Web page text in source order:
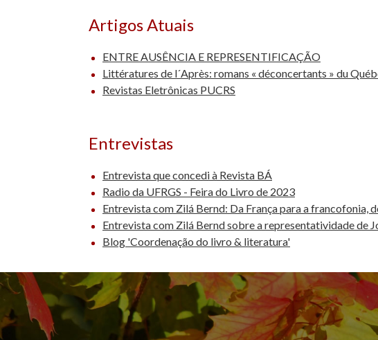
Artigos Atuais
ENTRE AUSÊNCIA E REPRESENTIFICAÇÃO
Littératures de l´Après: romans « déconcertants » du
Revistas Eletrônicas PUCRS
Entrevistas
Entrevista que concedi à Revista BÁ
Radio da UFRGS - Feira do Livro de 2023
Entrevista com Zilá Bernd: Da França para a francofonia,
Entrevista com Zilá Bernd sobre a representatividade de
Blog 'Coordenação do livro & literatura'